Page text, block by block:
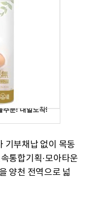
기부채납 없이 목동
통합기획·모아타운
양천 전역으로 넓